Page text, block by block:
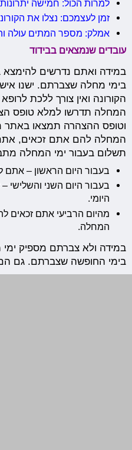
למרות הכול: חמישה יתרונות
זמן לעצמכם: נצלו את
אמלק: מספר המתים עולה
עובדים שנמצאים בבידוד
במידה ואתם נדרשים
בימי מחלה שצברתם. ישנו
הקורונה ואין צורך ללכת
המחלה תדרשו למלא טופס
וטופס ההצהרה תמצאו באתר
המחלה להם אתם זכאים,
תשלום בעבור ימי המחלה
בעבור היום הראשון – אתם
היומי.
מהיום הרביעי אתם זכאים
המחלה.
במידה ולא צברתם מספיק
בימי החופשה שצברתם. גם